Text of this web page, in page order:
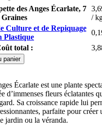
des Anges Écarlate, 7
Graines
/
Culture et de Repiquage
Plastique
total :
panier
Écarlate est une plante
d’immenses fleurs éclatantes
Sa croissance rapide lui
parfaite pour créer
jardin ou la véranda.